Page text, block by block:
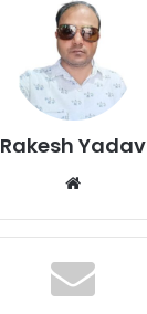
Rakesh Yadav
b
s
i